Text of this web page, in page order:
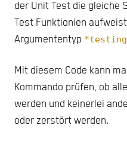
der Unit Test die gleiche
Test Funktionien
Argumententyp
Mit diesem Code kann
Kommando prüfen, ob
werden und keinerlei
oder zerstört werden.